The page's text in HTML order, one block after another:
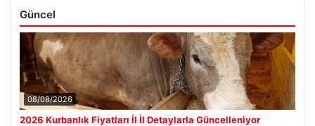
Güncel
08/08/2026
2026 Kurbanlık Fiyatları İl İl Detaylarla Güncelleniyor